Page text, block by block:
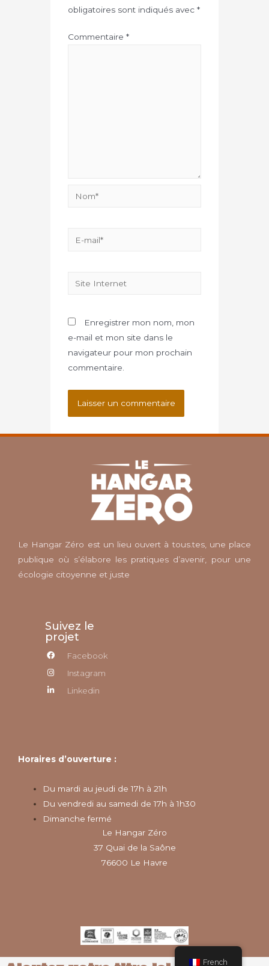
obligatoires sont indiqués avec*
Commentaire*
Enregistrer mon nom, mon
e-mail et mon site dans le
navigateur pour mon prochain
commentaire.
Le Hangar Zéro est un lieu ouvert à tous.tes, une place
publique où s’élabore les pratiques d’avenir, pour une
écologie citoyenne et juste
Suivez le
projet
Facebook
Instagram
Linkedin
Horaires d’ouverture :
Du mardi au jeudi de 17h à 21h
Du vendredi au samedi de 17h à 1h30
Dimanche fermé
Le Hangar Zéro
37 Quai de la Saône
76600 Le Havre
French